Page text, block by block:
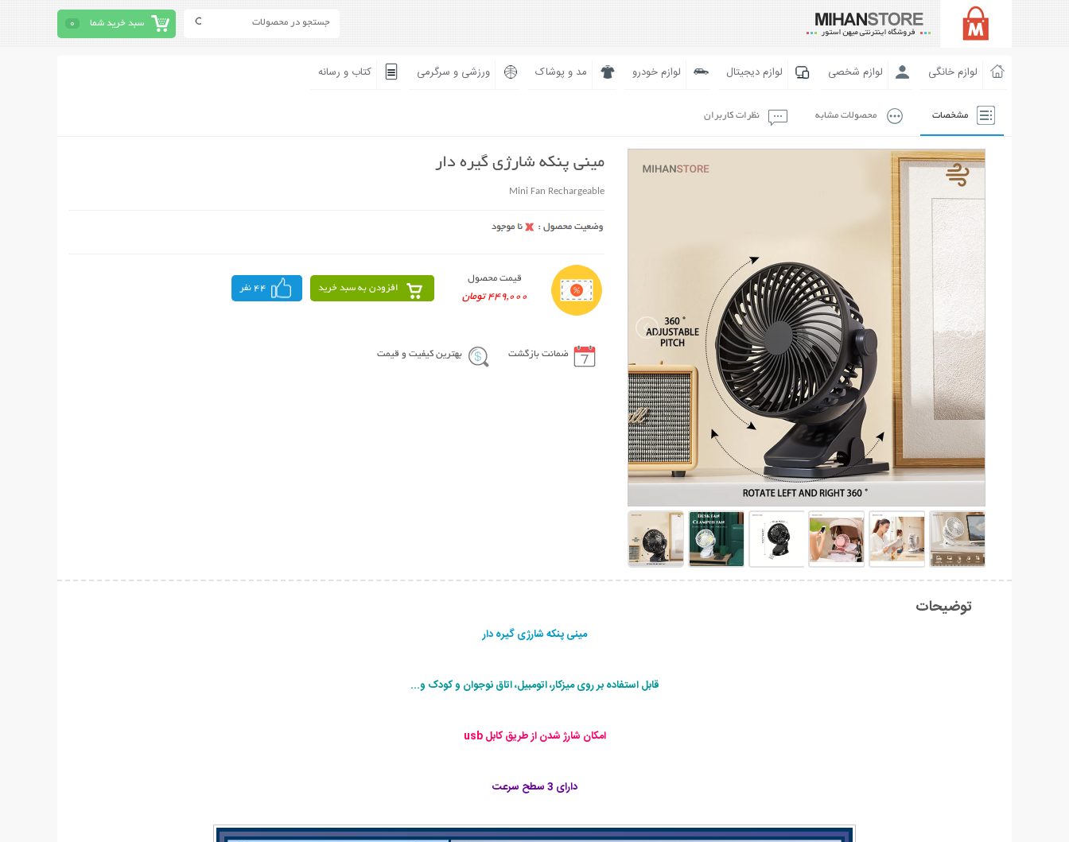
سبد خرید شما 0
لوازم خانگی لوازم شخصی لوازم دیجیتال لوازم خودرو مد و پوشاک ورزشی و سرگرمی کتاب و رسانه
مشخصات محصولات مشابه نظرات کاربران
مینی پنکه شارژی گیره دار
Mini Fan Rechargeable
قیمت محصول
449,000 تومان
افزودن به سبد خرید 44 نفر
ضمانت بازگشت بهترین کیفیت و قیمت
توضیحات
مینی پنکه شارژی گیره دار
قابل استفاده بر روی میزکار، اتومبیل، اتاق نوجوان و کودک و...
امکان شارژ شدن از طریق کابل usb
دارای 3 سطح سرعت